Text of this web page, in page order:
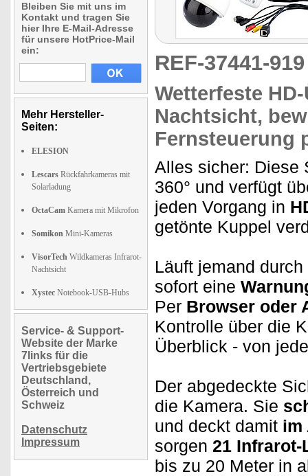
Bleiben Sie mit uns im
Kontakt und tragen Sie
hier Ihre E-Mail-Adresse
für unsere HotPrice-Mail
ein:
Mehr Hersteller-
Seiten:
ELESION
Lescars Rückfahrkameras mit
Solarladung
OctaCam Kamera mit Mikrofon
Somikon Mini-Kameras
VisorTech Wildkameras Infrarot-
Nachtsicht
Xystec Notebook-USB-Hubs
Service- & Support-
Website der Marke
7links für die
Vertriebsgebiete
Deutschland,
Österreich und
Schweiz
Datenschutz
Impressum
REF-37441-
Wetterfeste
Nachtsicht,
Fernsteuerung
Alles sicher: Diese
360° und verfügt
jeden Vorgang in
getönte Kuppel
Läuft jemand
sofort eine
Per Browser oder
Kontrolle über die
Überblick - von
Der abgedeckte
die Kamera. Sie
und deckt damit im
sorgen 21 Infrarot-
bis zu 20 Meter in